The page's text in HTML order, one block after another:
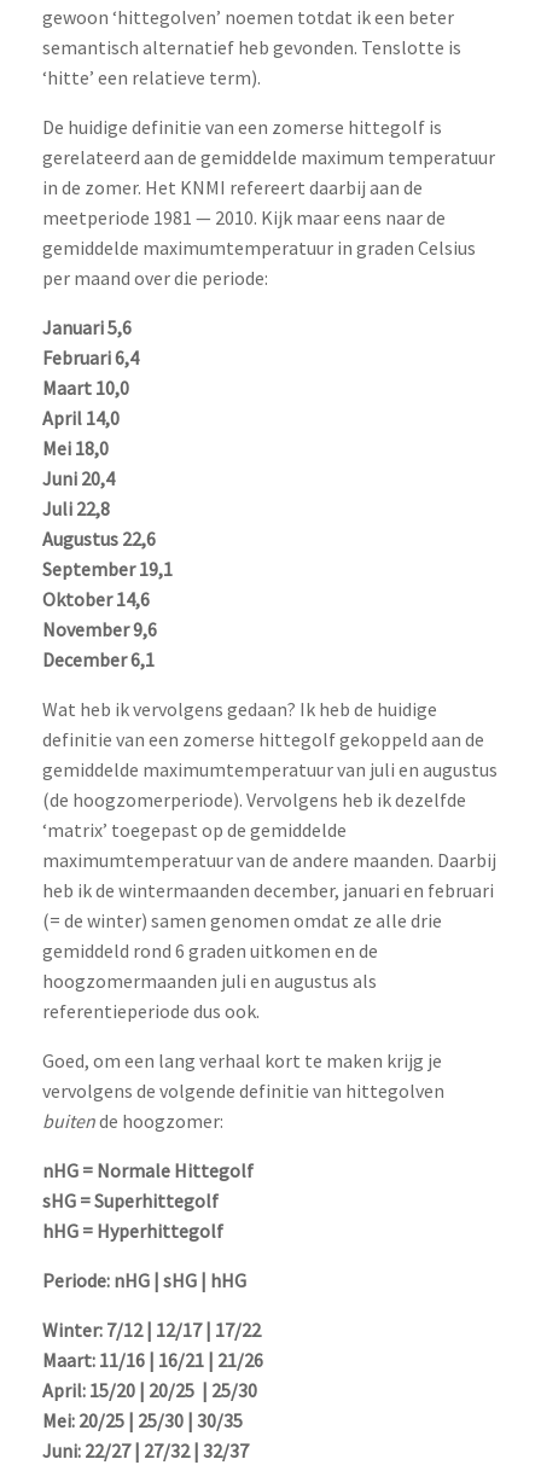
gewoon ‘hittegolven’ noemen totdat ik een beter
semantisch alternatief heb gevonden. Tenslotte is
‘hitte’ een relatieve term).
De huidige definitie van een zomerse hittegolf is
gerelateerd aan de gemiddelde maximum temperatuur
in de zomer. Het KNMI refereert daarbij aan de
meetperiode 1981 — 2010. Kijk maar eens naar de
gemiddelde maximumtemperatuur in graden Celsius
per maand over die periode:
Januari 5,6
Februari 6,4
Maart 10,0
April 14,0
Mei 18,0
Juni 20,4
Juli 22,8
Augustus 22,6
September 19,1
Oktober 14,6
November 9,6
December 6,1
Wat heb ik vervolgens gedaan? Ik heb de huidige
definitie van een zomerse hittegolf gekoppeld aan de
gemiddelde maximumtemperatuur van juli en augustus
(de hoogzomerperiode). Vervolgens heb ik dezelfde
‘matrix’ toegepast op de gemiddelde
maximumtemperatuur van de andere maanden. Daarbij
heb ik de wintermaanden december, januari en februari
(= de winter) samen genomen omdat ze alle drie
gemiddeld rond 6 graden uitkomen en de
hoogzomermaanden juli en augustus als
referentieperiode dus ook.
Goed, om een lang verhaal kort te maken krijg je
vervolgens de volgende definitie van hittegolven
buitende hoogzomer:
nHG = Normale Hittegolf
sHG = Superhittegolf
hHG = Hyperhittegolf
Periode: nHG | sHG | hHG
Winter: 7/12 | 12/17 | 17/22
Maart: 11/16 | 16/21 | 21/26
April: 15/20 | 20/25 | 25/30
Mei: 20/25 | 25/30 | 30/35
Juni: 22/27 | 27/32 | 32/37